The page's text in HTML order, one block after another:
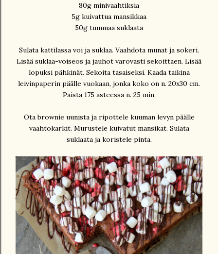
80g minivaahtiksia
5g kuivattua mansikkaa
50g tummaa suklaata
Sulata kattilassa voi ja suklaa. Vaahdota munat ja sokeri.
Lisää suklaa-voiseos ja jauhot varovasti sekoittaen. Lisää
lopuksi pähkinät. Sekoita tasaiseksi. Kaada taikina
leivinpaperin päälle vuokaan, jonka koko on n. 20x30 cm.
Paista 175 asteessa n. 25 min.
Ota brownie uunista ja ripottele kuuman levyn päälle
vaahtokarkit. Murustele kuivatut mansikat. Sulata
suklaata ja koristele pinta.